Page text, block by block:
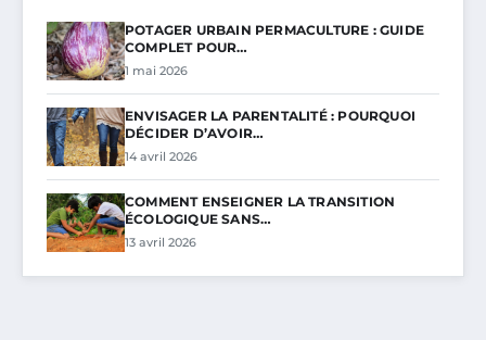
POTAGER URBAIN PERMACULTURE : GUIDE
COMPLET POUR…
1 mai 2026
ENVISAGER LA PARENTALITÉ : POURQUOI
DÉCIDER D’AVOIR…
14 avril 2026
COMMENT ENSEIGNER LA TRANSITION
ÉCOLOGIQUE SANS…
13 avril 2026